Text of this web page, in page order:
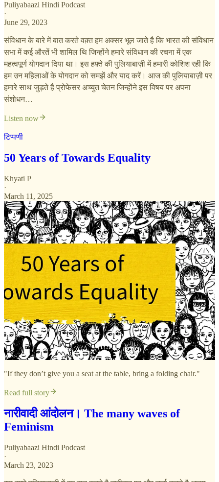
Puliyabaazi Hindi Podcast
·
June 29, 2023
संविधान के बारे में बात करते वक़्त हम अक्सर भूल जाते है कि भारत की संविधान
सभा में कई औरतें भी शामिल थि जिन्होंने हमारे संविधान की रचना में एक
महत्वपूर्ण योगदान दिया था। इस हफ़्ते की पुलियाबाज़ी में हमारी कोशिश रही कि
हम उन महिलाओं के योगदान को समझें और याद करें। आज की पुलियाबाज़ी पर
हमारे साथ जुड़ते है प्रोफेसर अच्युत चेतन जिन्होंने इस विषय पर अपना
संशोधन…
Listen now
टिप्पणी
50 Years of Towards Equality
Khyati P
·
March 11, 2025
"If they don’t give you a seat at the table, bring a folding chair."
Read full story
नारीवादी आंदोलन। The many waves of
Feminism
Puliyabaazi Hindi Podcast
·
March 23, 2023